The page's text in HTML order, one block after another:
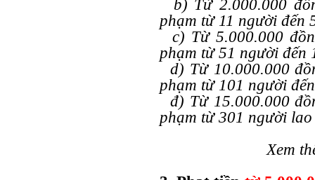
b) Từ 2.000.000
phạm từ 11 người đến
c) Từ 5.000.000
phạm từ 51 người đến
d) Từ 10.000.000
phạm từ 101 người
đ) Từ 15.000.000
phạm từ 301 người
Xem